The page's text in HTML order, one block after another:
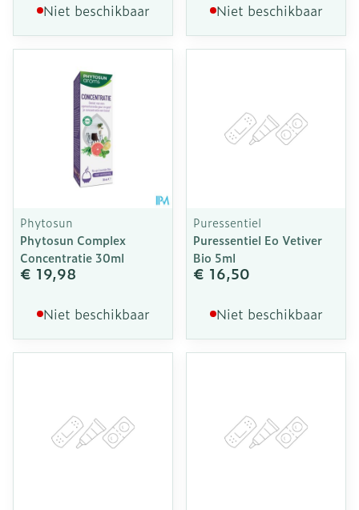
Niet beschikbaar Niet beschikbaar
Phytosun
Phytosun Complex
Concentratie 30ml
€ 19,98
Niet beschikbaar
Puressentiel
Puressentiel Eo Vetiver
Bio 5ml
€ 16,50
Niet beschikbaar